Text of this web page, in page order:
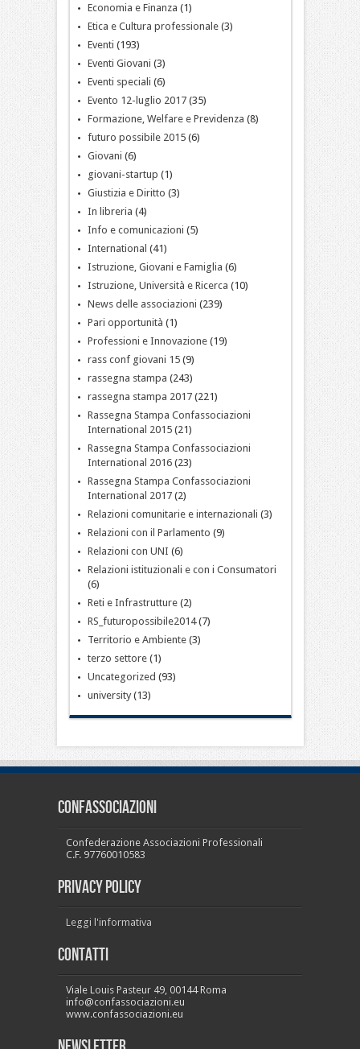
Economia e Finanza (1)
Etica e Cultura professionale(3)
Eventi (193)
Eventi Giovani (3)
Eventi speciali (6)
Evento 12-luglio 2017(35)
Formazione, Welfare e Previdenza (8)
futuro possibile 2015(6)
Giovani (6)
giovani-startup (1)
Giustizia e Diritto (3)
In libreria (4)
Info e comunicazioni (5)
International (41)
Istruzione, Giovani e Famiglia (6)
Istruzione, Università e Ricerca (10)
News delle associazioni (239)
Pari opportunità (1)
Professioni e Innovazione(19)
rass conf giovani 15(9)
rassegna stampa (243)
rassegna stampa 2017(221)
Rassegna Stampa Confassociazioni
International 2015(21)
Rassegna Stampa Confassociazioni
International 2016(23)
Rassegna Stampa Confassociazioni
International 2017(2)
Relazioni comunitarie e internazionali (3)
Relazioni con il Parlamento (9)
Relazioni con UNI (6)
Relazioni istituzionali e con i Consumatori
(6)
Reti e Infrastrutture(2)
RS_futuropossibile2014(7)
Territorio e Ambiente(3)
terzo settore(1)
Uncategorized (93)
university(13)
CONFASSOCIAZIONI
Confederazione Associazioni Professionali
C.F. 97760010583
PRIVACY POLICY
Leggi l'informativa
Contatti
Viale Louis Pasteur 49, 00144 Roma
info@confassociazioni.eu
www.confassociazioni.eu